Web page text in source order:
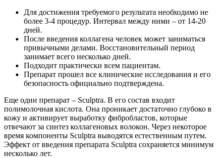
Для достижения требуемого результата необходимо не
более 3-4 процедур. Интервал между ними – от 14-20
дней.
После введения коллагена человек может заниматься
привычными делами. Восстановительный период
занимает всего несколько дней.
Подходит практически всем пациентам.
Препарат прошел все клинические исследования и его
безопасность официально подтверждена.
Еще один препарат – Sculptra. В его состав входит
полимолочная кислота. Она проникает достаточно глубоко в
кожу и активирует выработку фибробластов, которые
отвечают за синтез коллагеновых волокон. Через некоторое
время компоненты Sculptra выводятся естественным путем.
Эффект от введения препарата Sculptra сохраняется минимум
несколько лет.